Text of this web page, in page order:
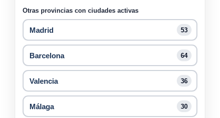
Otras provincias con ciudades activas
Madrid 53
Barcelona 64
Valencia 36
Málaga 30